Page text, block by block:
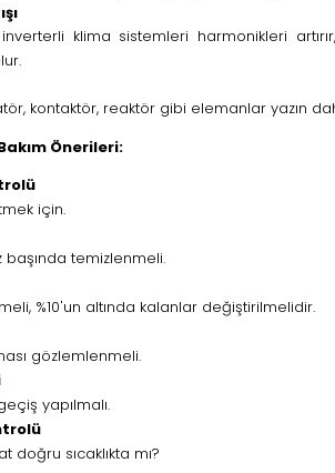
inverterli klima sistemleri harmonikleri
kontaktör, reaktör gibi elemanlar yazın
Önerileri:
için.
temizlenmeli.
%10'un altında kalanlar değiştirilmelidir.
gözlemlenmeli.
yapılmalı.
doğru sıcaklıkta mı?